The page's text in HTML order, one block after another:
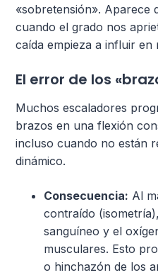
«sobretensión». Aparece
cuando el grado nos
caída empieza a influir en
El error de los
Muchos escaladores
brazos en una flexión
incluso cuando no están
dinámico.
Consecuencia: Al
contraído
sanguíneo y el
musculares. Esto
o hinchazón de los